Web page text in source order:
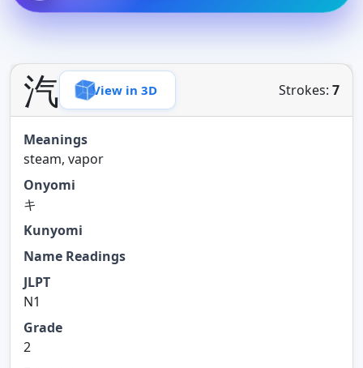
汽 View in 3D Strokes: 7
Meanings
steam, vapor
Onyomi
キ
Kunyomi
Name Readings
JLPT
N1
Grade
2